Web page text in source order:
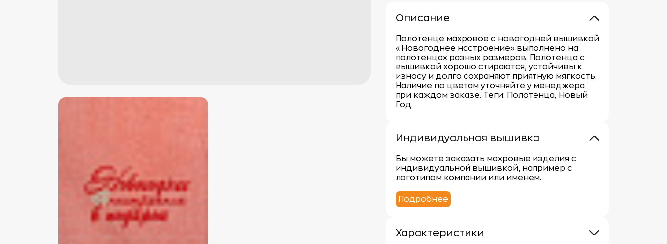
Описание
Полотенце махровое с новогодней вышивкой
«Новогоднее настроение» выполнено на
полотенцах разных размеров. Полотенца с
вышивкой хорошо стираются, устойчивы к
износу и долго сохраняют приятную мягкость.
Наличие по цветам уточняйте у менеджера
при каждом заказе. Теги: Полотенца, Новый
Год
Индивидуальная вышивка
Вы можете заказать махровые изделия с
индивидуальной вышивкой, например с
логотипом компании или именем.
Подробнее
Характеристики